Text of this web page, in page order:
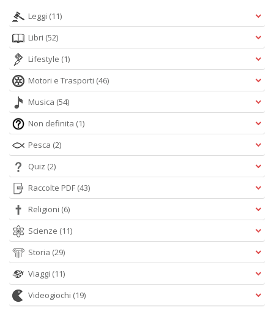
Leggi (11)
Libri (52)
Lifestyle (1)
Motori e Trasporti (46)
Musica (54)
Non definita (1)
Pesca (2)
Quiz (2)
Raccolte PDF (43)
Religioni (6)
Scienze (11)
Storia (29)
Viaggi (11)
Videogiochi (19)